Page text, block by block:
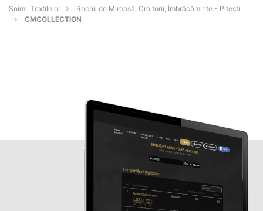
Șoimii Textilelor
Rochii de Mireasă, Croitorii, Îmbrăcăminte - Piteşti
CMCOLLECTION